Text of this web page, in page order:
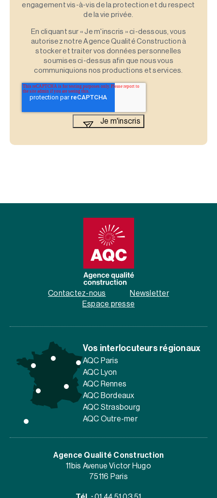
engagement vis-à-vis de la protection et du respect
de la vie privée.
En cliquant sur « Je m'inscris » ci-dessous, vous
autorisez notre Agence Qualité Construction à
stocker et traiter vos données personnelles
soumises ci-dessus afin que nous vous
communiquions nos productions et services.
Contactez-nous
Newsletter
Espace presse
Vos interlocuteurs régionaux
AQC Paris
AQC Lyon
AQC Rennes
AQC Bordeaux
AQC Strasbourg
AQC Outre-mer
Agence Qualité Construction
11bis Avenue Victor Hugo
75116 Paris